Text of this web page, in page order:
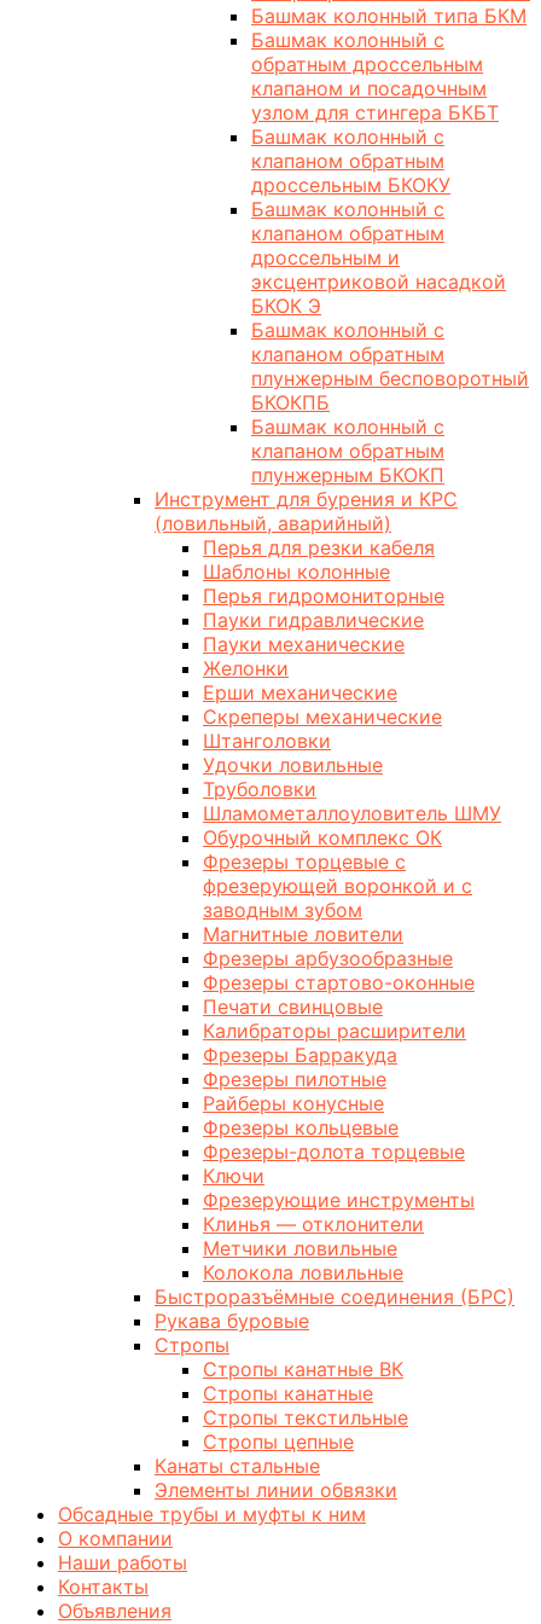
Башмак колонный типа БКМ
Башмак колонный с
обратным дроссельным
клапаном и посадочным
узлом для стингера БКБТ
Башмак колонный с
клапаном обратным
дроссельным БКОКУ
Башмак колонный с
клапаном обратным
дроссельным и
эксцентриковой насадкой
БКОК Э
Башмак колонный с
клапаном обратным
плунжерным бесповоротный
БКОКПБ
Башмак колонный с
клапаном обратным
плунжерным БКОКП
Инструмент для бурения и КРС
(ловильный, аварийный)
Перья для резки кабеля
Шаблоны колонные
Перья гидромониторные
Пауки гидравлические
Пауки механические
Желонки
Ерши механические
Скреперы механические
Штанголовки
Удочки ловильные
Труболовки
Шламометаллоуловитель ШМУ
Обурочный комплекс ОК
Фрезеры торцевые с
фрезерующей воронкой и с
заводным зубом
Магнитные ловители
Фрезеры арбузообразные
Фрезеры стартово-оконные
Печати свинцовые
Калибраторы расширители
Фрезеры Барракуда
Фрезеры пилотные
Райберы конусные
Фрезеры кольцевые
Фрезеры-долота торцевые
Ключи
Фрезерующие инструменты
Клинья — отклонители
Метчики ловильные
Колокола ловильные
Быстроразъёмные соединения (БРС)
Рукава буровые
Стропы
Стропы канатные ВК
Стропы канатные
Стропы текстильные
Стропы цепные
Канаты стальные
Элементы линии обвязки
Обсадные трубы и муфты к ним
О компании
Наши работы
Контакты
Объявления